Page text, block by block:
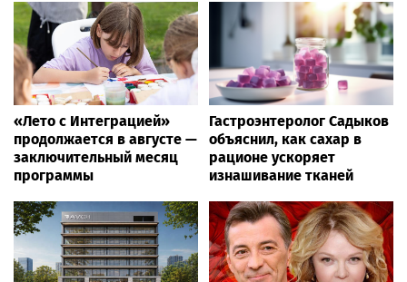
«Лето с Интеграцией»
продолжается в августе —
заключительный месяц
программы
Гастроэнтеролог Садыков
объяснил, как сахар в
рационе ускоряет
изнашивание тканей